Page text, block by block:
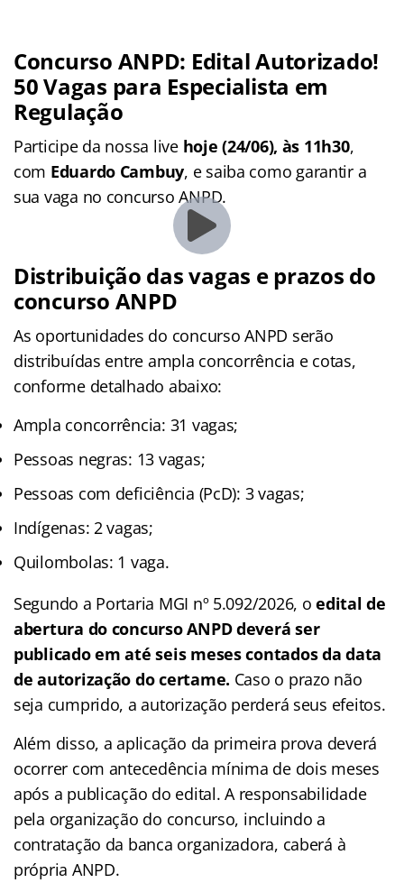
Concurso ANPD: Edital Autorizado!
50 Vagas para Especialista em
Regulação
Participe da nossa live hoje (24/06), às 11h30,
com Eduardo Cambuy, e saiba como garantir a
sua vaga no concurso ANPD.
Distribuição das vagas e prazos do
concurso ANPD
As oportunidades do concurso ANPD serão
distribuídas entre ampla concorrência e cotas,
conforme detalhado abaixo:
Ampla concorrência: 31 vagas;
Pessoas negras: 13 vagas;
Pessoas com deficiência (PcD): 3 vagas;
Indígenas: 2 vagas;
Quilombolas: 1 vaga.
Segundo a Portaria MGI nº 5.092/2026, oedital de
abertura do concurso ANPDdeverá ser
publicado em até seis meses contados da data
de autorização do certame. Caso o prazo não
seja cumprido, a autorização perderá seus efeitos.
Além disso, a aplicação da primeira prova deverá
ocorrer com antecedência mínima de dois meses
após a publicação do edital. A responsabilidade
pela organização do concurso, incluindo a
contratação da banca organizadora, caberá à
própria ANPD.